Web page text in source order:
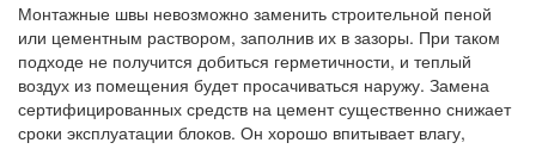
Монтажные швы невозможно заменить строительной пеной
или цементным раствором, заполнив их в зазоры. При таком
подходе не получится добиться герметичности, и теплый
воздух из помещения будет просачиваться наружу. Замена
сертифицированных средств на цемент существенно снижает
сроки эксплуатации блоков. Он хорошо впитывает влагу,